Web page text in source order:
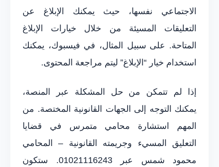
الاجتماعي نفسها، حيث يمكنك الإبلاغ عن
التعليقات المسيئة من خلال خيارات الإبلاغ
المتاحة. على سبيل المثال، في فيسبوك، يمكنك
استخدام خيار “الإبلاغ” ليتم مراجعة المحتوى.
إذا لم تتمكن من حل المشكلة عبر المنصة،
يمكنك التوجه إلى الجهات القانونية المختصة. من
المهم استشارة محامي متمرس في قضايا
التعليق المسيء وجريمته القانونية – المحامي
محمود شمس عبر 01021116243. ستكون